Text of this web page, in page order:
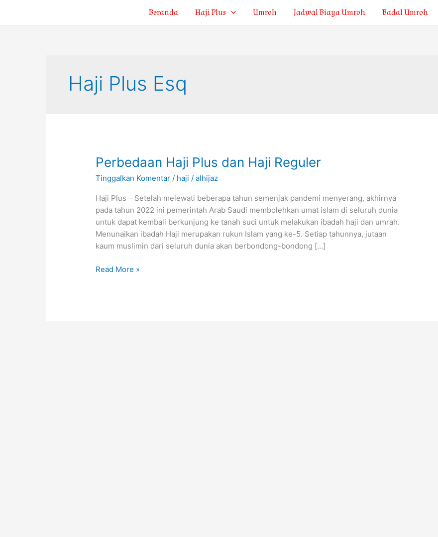
Beranda Haji Plus Umroh Jadwal Biaya Umroh Badal Umroh
Haji Plus Esq
Perbedaan Haji Plus dan Haji Reguler
Tinggalkan Komentar / haji /alhijaz
Haji Plus – Setelah melewati beberapa tahun semenjak pandemi menyerang, akhirnya
pada tahun 2022 ini pemerintah Arab Saudi membolehkan umat islam di seluruh dunia
untuk dapat kembali berkunjung ke tanah suci untuk melakukan ibadah haji dan umrah.
Menunaikan ibadah Haji merupakan rukun Islam yang ke-5. Setiap tahunnya, jutaan
kaum muslimin dari seluruh dunia akan berbondong-bondong […]
Perbedaan
Plus
dan
Haji
Reguler
Read More »